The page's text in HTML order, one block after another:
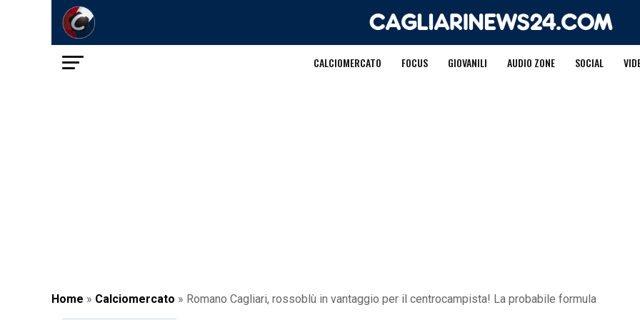
CALCIOMERCATO FOCUS GIOVANILI AUDIO ZONE SOCIAL
Home » Calciomercato » Romano Cagliari, rossoblù in vantaggio per il centrocampista! La probabile formula